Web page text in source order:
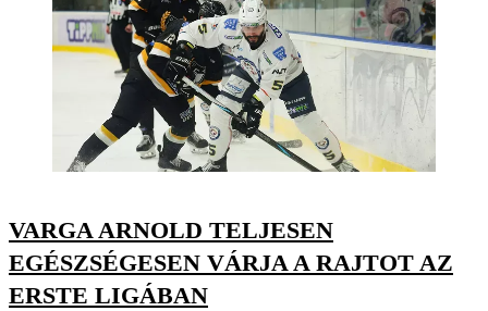
VARGA ARNOLD TELJESEN
EGÉSZSÉGESEN VÁRJA A RAJTOT AZ
ERSTE LIGÁBAN